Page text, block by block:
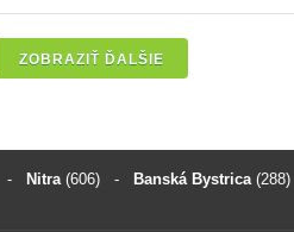
ZOBRAZIŤ ĎALŠIE
- Nitra (606) - Banská Bystrica (288)